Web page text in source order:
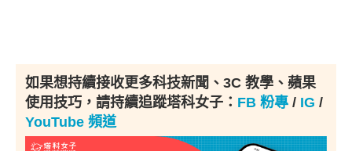
如果想持續接收更多科技新聞、3C 教學、蘋果
使用技巧，請持續追蹤塔科女子： FB 粉專 / IG /
YouTube 頻道